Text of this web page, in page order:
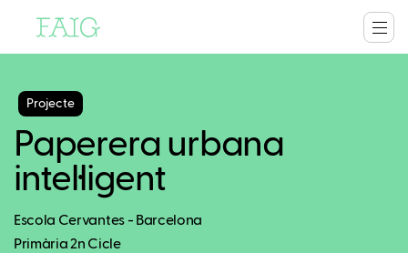
Projecte
Paperera urbana
intel·ligent
Escola Cervantes - Barcelona
Primària 2n Cicle